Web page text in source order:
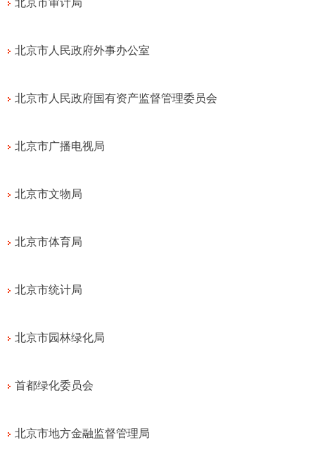
北京市审计局
北京市人民政府外事办公室
北京市人民政府国有资产监督管理委员会
北京市广播电视局
北京市文物局
北京市体育局
北京市统计局
北京市园林绿化局
首都绿化委员会
北京市地方金融监督管理局